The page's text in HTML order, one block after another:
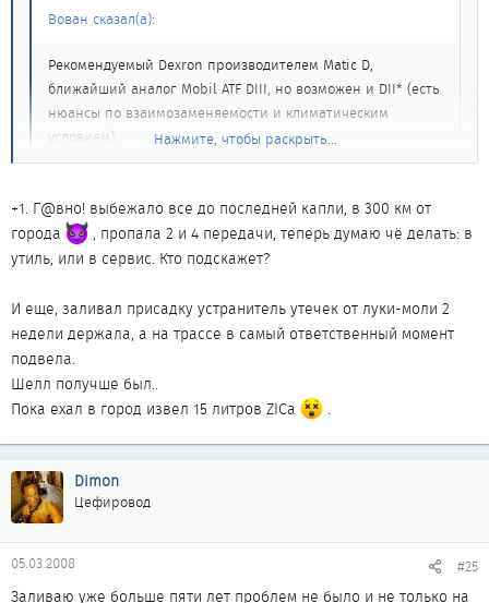
Вован сказал(а):
Рекомендуемый Dexron производителем Matic D,
ближайший аналог Mobil ATF DIII, но возможен и DII* (есть
нюансы по взаимозаменяемости и климатическим
условиям).
Здесь экспертиза ATF от журнала За рулем,ZIC себя не
Не знаю сколько "ЗР" получил от ЗИКа, но моторные масла
этого производителя откровенно - г@вно, (личный опыт). Не
-фул синтетик.
Нажмите, чтобы раскрыть...
+1. Г@вно! выбежало все до последней капли, в 300 км от
города
, пропала 2 и 4 передачи, теперь думаю чё делать: в
утиль, или в сервис. Кто подскажет?
И еще, заливал присадку устранитель утечек от луки-моли 2
недели держала, а на трассе в самый ответственный момент
подвела.
Шелл получше был..
Пока ехал в город извел 15 литров ZICа
.
Dimon
Цефировод
05.03.2008 #25
Заливаю уже больше пяти лет проблем не было и не только на